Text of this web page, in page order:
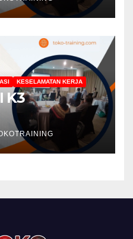
KESELAMATAN KERJA
K3